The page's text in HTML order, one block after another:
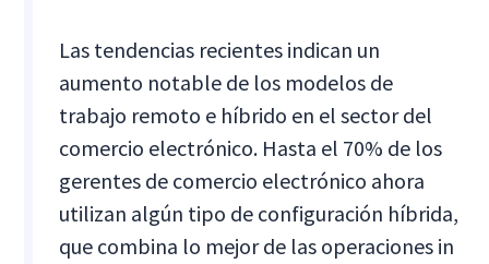
Las tendencias recientes indican un
aumento notable de los modelos de
trabajo remoto e híbrido en el sector del
comercio electrónico. Hasta el 70% de los
gerentes de comercio electrónico ahora
utilizan algún tipo de configuración híbrida,
que combina lo mejor de las operaciones in